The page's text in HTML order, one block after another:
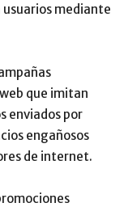
mediante
que imitan
enviados por
engañosos
de internet.